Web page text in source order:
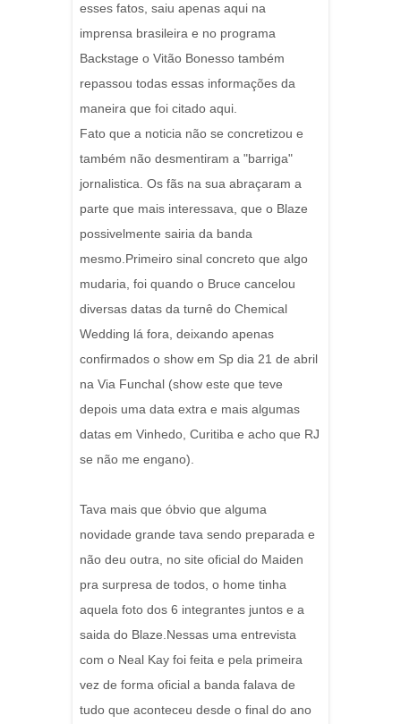
esses fatos, saiu apenas aqui na
imprensa brasileira e no programa
Backstage o Vitão Bonesso também
repassou todas essas informações da
maneira que foi citado aqui.
Fato que a noticia não se concretizou e
também não desmentiram a "barriga"
jornalistica. Os fãs na sua abraçaram a
parte que mais interessava, que o Blaze
possivelmente sairia da banda
mesmo.Primeiro sinal concreto que algo
mudaria, foi quando o Bruce cancelou
diversas datas da turnê do Chemical
Wedding lá fora, deixando apenas
confirmados o show em Sp dia 21 de abril
na Via Funchal (show este que teve
depois uma data extra e mais algumas
datas em Vinhedo, Curitiba e acho que RJ
se não me engano).
Tava mais que óbvio que alguma
novidade grande tava sendo preparada e
não deu outra, no site oficial do Maiden
pra surpresa de todos, o home tinha
aquela foto dos 6 integrantes juntos e a
saida do Blaze.Nessas uma entrevista
com o Neal Kay foi feita e pela primeira
vez de forma oficial a banda falava de
tudo que aconteceu desde o final do ano